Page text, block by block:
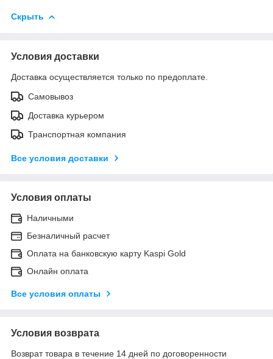
Скрыть
Условия доставки
Доставка осуществляется только по предоплате.
Самовывоз
Доставка курьером
Транспортная компания
Все условия доставки
Условия оплаты
Наличными
Безналичный расчет
Оплата на банковскую карту Kaspi Gold
Онлайн оплата
Все условия оплаты
Условия возврата
Возврат товара в течение 14 дней по договоренности